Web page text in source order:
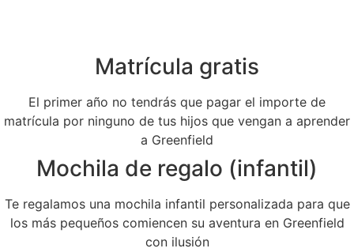
Matrícula gratis
El primer año no tendrás que pagar el importe de
matrícula por ninguno de tus hijos que vengan a aprender
a Greenfield
Mochila de regalo (infantil)
Te regalamos una mochila infantil personalizada para que
los más pequeños comiencen su aventura en Greenfield
con ilusión